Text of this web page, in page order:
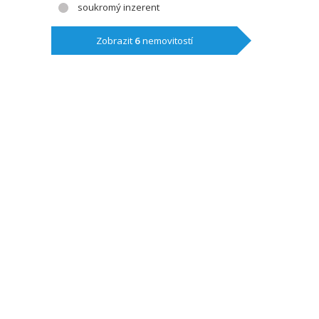
soukromý inzerent
Zobrazit 6nemovitostí